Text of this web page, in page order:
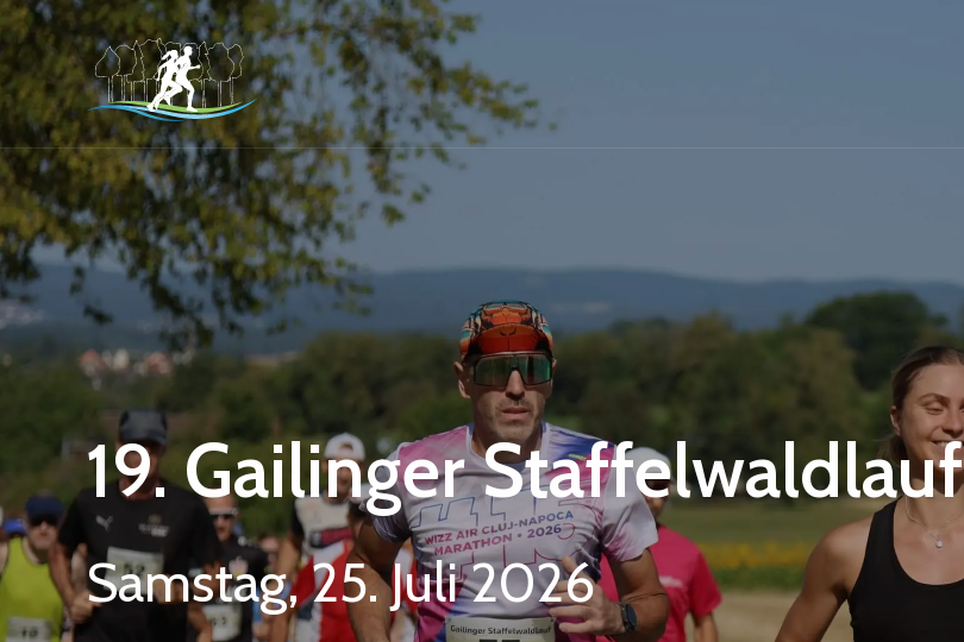
19. Gailinger Staffelwaldlauf
Samstag, 25. Juli 2026